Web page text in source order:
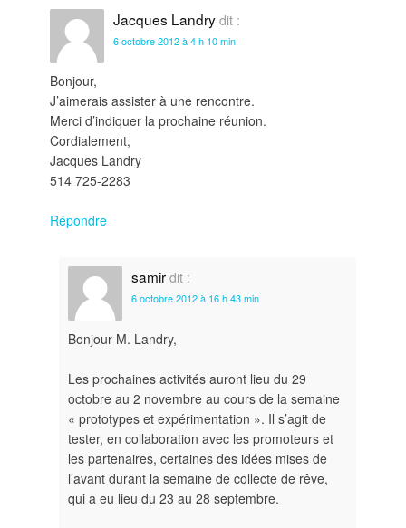
Jacques Landry dit :
6 octobre 2012 à 4 h 10 min
Bonjour,
J’aimerais assister à une rencontre.
Merci d’indiquer la prochaine réunion.
Cordialement,
Jacques Landry
514 725-2283
Répondre
samir dit :
6 octobre 2012 à 16 h 43 min
Bonjour M. Landry,
Les prochaines activités auront lieu du 29
octobre au 2 novembre au cours de la semaine
« prototypes et expérimentation ». Il s’agit de
tester, en collaboration avec les promoteurs et
les partenaires, certaines des idées mises de
l’avant durant la semaine de collecte de rêve,
qui a eu lieu du 23 au 28 septembre.